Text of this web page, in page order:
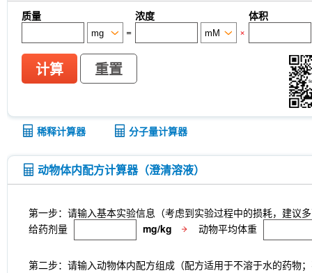
质量 浓度
体积
=
×
计算 重置
稀释计算器 分子量计算器
动物体内配方计算器（澄清溶液）
第一步：请输入基本实验信息（考虑到实验过程中的损耗，建议
给药剂量
mg/kg 动物平均体重
第二步：请输入动物体内配方组成（配方适用于不溶于水的药物